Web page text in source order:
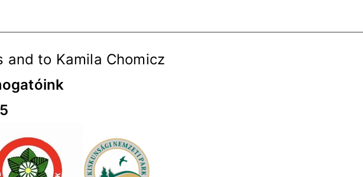
to Kamila Chomicz